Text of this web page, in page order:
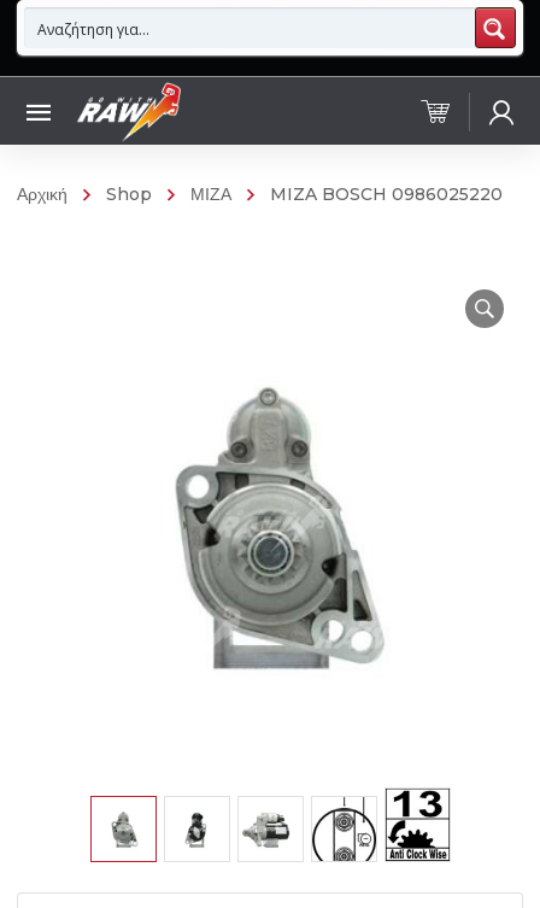
Αρχική Shop ΜΙΖΑ MIZA BOSCH 0986025220